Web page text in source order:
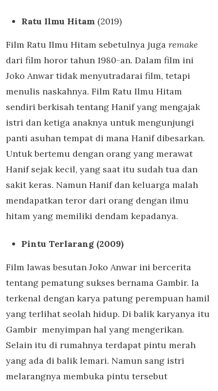
Ratu Ilmu Hitam (2019)
Film Ratu Ilmu Hitam sebetulnya juga remake
dari film horor tahun 1980-an. Dalam film ini
Joko Anwar tidak menyutradarai film, tetapi
menulis naskahnya. Film Ratu Ilmu Hitam
sendiri berkisah tentang Hanif yang mengajak
istri dan ketiga anaknya untuk mengunjungi
panti asuhan tempat di mana Hanif dibesarkan.
Untuk bertemu dengan orang yang merawat
Hanif sejak kecil, yang saat itu sudah tua dan
sakit keras. Namun Hanif dan keluarga malah
mendapatkan teror dari orang dengan ilmu
hitam yang memiliki dendam kepadanya.
Pintu Terlarang (2009)
Film lawas besutan Joko Anwar ini bercerita
tentang pematung sukses bernama Gambir. Ia
terkenal dengan karya patung perempuan hamil
yang terlihat seolah hidup. Di balik karyanya itu
Gambir menyimpan hal yang mengerikan.
Selain itu di rumahnya terdapat pintu merah
yang ada di balik lemari. Namun sang istri
melarangnya membuka pintu tersebut